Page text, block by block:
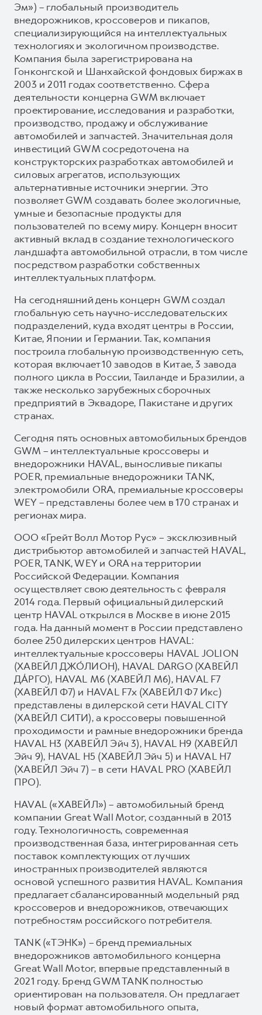
Эм») – глобальный производитель
внедорожников, кроссоверов и пикапов,
специализирующийся на интеллектуальных
технологиях и экологичном производстве.
Компания была зарегистрирована на
Гонконгской и Шанхайской фондовых биржах в
2003 и 2011 годах соответственно. Сфера
деятельности концерна GWM включает
проектирование, исследования и разработки,
производство, продажу и обслуживание
автомобилей и запчастей. Значительная доля
инвестиций GWM сосредоточена на
конструкторских разработках автомобилей и
силовых агрегатов, использующих
альтернативные источники энергии. Это
позволяет GWM создавать более экологичные,
умные и безопасные продукты для
пользователей по всему миру. Концерн вносит
активный вклад в создание технологического
ландшафта автомобильной отрасли, в том числе
посредством разработки собственных
интеллектуальных платформ.
На сегодняшний день концерн GWM создал
глобальную сеть научно-исследовательских
подразделений, куда входят центры в России,
Китае, Японии и Германии. Так, компания
построила глобальную производственную сеть,
которая включает 10 заводов в Китае, 3 завода
полного цикла в России, Таиланде и Бразилии, а
также несколько зарубежных сборочных
предприятий в Эквадоре, Пакистане и других
странах.
Сегодня пять основных автомобильных брендов
GWM – интеллектуальные кроссоверы и
внедорожники HAVAL, выносливые пикапы
POER, премиальные внедорожники TANK,
электромобили ORA, премиальные кроссоверы
WEY – представлены более чем в 170 странах и
регионах мира.
ООО «Грейт Волл Мотор Рус» – эксклюзивный
дистрибьютор автомобилей и запчастей HAVAL,
POER, TANK, WEY и ORA на территории
Российской Федерации. Компания
осуществляет свою деятельность с февраля
2014 года. Первый официальный дилерский
центр HAVAL открылся в Москве в июне 2015
года. На данный момент в России представлено
более 250 дилерских центров HAVAL:
интеллектуальные кроссоверы HAVAL JOLION
(ХАВЕЙЛ ДЖО́ЛИОН), HAVAL DARGO (ХАВЕЙЛ
ДА́РГО), HAVAL М6 (ХАВЕЙЛ M6), HAVAL F7
(ХАВЕЙЛ Ф7) и HAVAL F7x (ХАВЕЙЛ Ф7 Икс)
представлены в дилерской сети HAVAL CITY
(ХАВЕЙЛ СИТИ), а кроссоверы повышенной
проходимости и рамные внедорожники бренда
HAVAL H3 (ХАВЕЙЛ Эйч 3), HAVAL H9 (ХАВЕЙЛ
Эйч 9), HAVAL H5 (ХАВЕЙЛ Эйч 5) и HAVAL H7
(ХАВЕЙЛ Эйч 7) – в сети HAVAL PRO (ХАВЕЙЛ
ПРО).
HAVAL («ХАВЕЙЛ») – автомобильный бренд
компании Great Wall Motor, созданный в 2013
году. Технологичность, современная
производственная база, интегрированная сеть
поставок комплектующих от лучших
иностранных производителей являются
основой успешного развития HAVAL. Компания
предлагает сбалансированный модельный ряд
кроссоверов и внедорожников, отвечающих
потребностям российского потребителя.
TANK («ТЭНК») – бренд премиальных
внедорожников автомобильного концерна
Great Wall Motor, впервые представленный в
2021 году. Бренд GWM TANK полностью
ориентирован на пользователя. Он предлагает
новый формат автомобильного опыта,